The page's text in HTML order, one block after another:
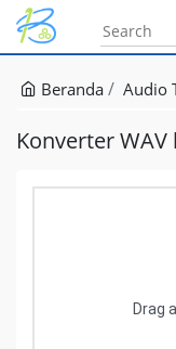
Beranda Audio
Konverter
Drag